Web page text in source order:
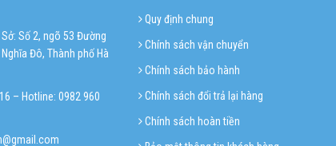
Số 2, ngõ 53 Đường
Đô, Thành phố Hà
– Hotline: 0982 960
Quy định chung
Chính sách vận chuyển
Chính sách bảo hành
Chính sách đổi trả lại hàng
Chính sách hoàn tiền